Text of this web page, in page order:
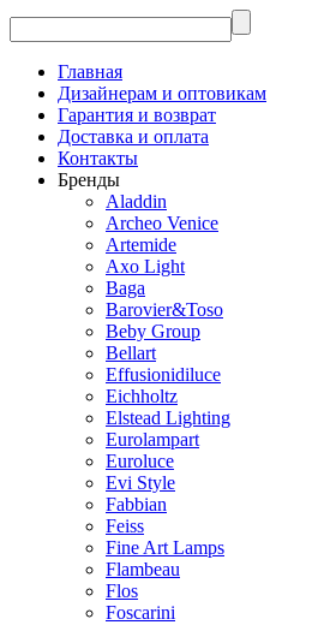
Главная
Дизайнерам и оптовикам
Гарантия и возврат
Доставка и оплата
Контакты
Бренды
Aladdin
Archeo Venice
Artemide
Axo Light
Baga
Barovier&Toso
Beby Group
Bellart
Effusionidiluce
Eichholtz
Elstead Lighting
Eurolampart
Euroluce
Evi Style
Fabbian
Feiss
Fine Art Lamps
Flambeau
Flos
Foscarini